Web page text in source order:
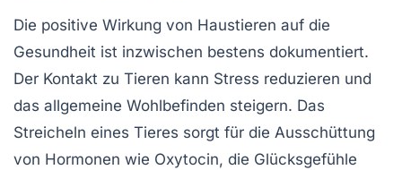
Die positive Wirkung von Haustieren auf die
Gesundheit ist inzwischen bestens dokumentiert.
Der Kontakt zu Tieren kann Stress reduzieren und
das allgemeine Wohlbefinden steigern. Das
Streicheln eines Tieres sorgt für die Ausschüttung
von Hormonen wie Oxytocin, die Glücksgefühle